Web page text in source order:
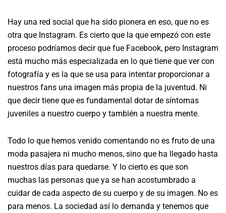
Hay una red social que ha sido pionera en eso, que no es
otra que Instagram. Es cierto que la que empezó con este
proceso podríamos decir que fue Facebook, pero Instagram
está mucho más especializada en lo que tiene que ver con
fotografía y es la que se usa para intentar proporcionar a
nuestros fans una imagen más propia de la juventud. Ni
que decir tiene que es fundamental dotar de síntomas
juveniles a nuestro cuerpo y también a nuestra mente.
Todo lo que hemos venido comentando no es fruto de una
moda pasajera ni mucho menos, sino que ha llegado hasta
nuestros días para quedarse. Y lo cierto es que son
muchas las personas que ya se han acostumbrado a
cuidar de cada aspecto de su cuerpo y de su imagen. No es
para menos. La sociedad así lo demanda y tenemos que